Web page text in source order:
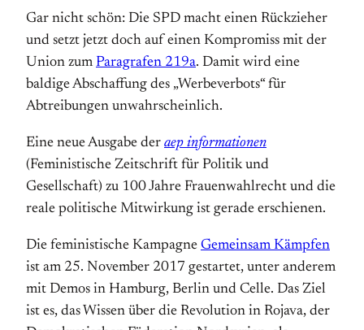
Gar nicht schön: Die SPD macht einen Rückzieher
und setzt jetzt doch auf einen Kompromiss mit der
Union zum Paragrafen 219a. Damit wird eine
baldige Abschaffung des „Werbeverbots“ für
Abtreibungen unwahrscheinlich.
Eine neue Ausgabe der aep informationen
(Feministische Zeitschrift für Politik und
Gesellschaft) zu 100 Jahre Frauenwahlrecht und die
reale politische Mitwirkung ist gerade erschienen.
Die feministische Kampagne Gemeinsam Kämpfen
ist am 25. November 2017 gestartet, unter anderem
mit Demos in Hamburg, Berlin und Celle. Das Ziel
ist es, das Wissen über die Revolution in Rojava, der